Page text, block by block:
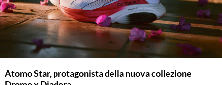
Atomo Star, protagonista della nuova collezione